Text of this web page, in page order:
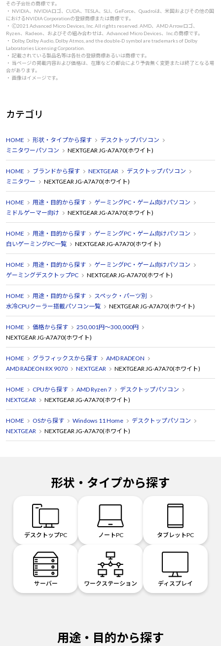
その子会社の商標です。
・ NVIDIA、NVIDIAロゴ、CUDA、TESLA、SLI、GeForce、Quadroは、米国およびその他の国
におけるNVIDIA Corporationの登録商標または商標です。
・ 🄫2021 Advanced Micro Devices, Inc. All rights reserved. AMD、AMD Arrowロゴ、
Ryzen、Radeon、およびその組み合わせは、Advanced Micro Devices、Inc.の商標です。
・ Dolby, Dolby Audio, Dolby Atmos, and the double-D symbol are trademarks of Dolby
Laboratories Licensing Corporation.
・ 記載されている製品名等は各社の登録商標あるいは商標です。
・ 当ページの掲載内容および価格は、在庫などの都合により予告無く変更または終了となる場
合があります。
・ 画像はイメージです。
カテゴリ
HOME 形状・タイプから探す
デスクトップパソコン
ミニタワーパソコン
NEXTGEAR JG-A7A70(ホワイト)
HOME ブランドから探す NEXTGEAR
デスクトップパソコン
ミニタワー
NEXTGEAR JG-A7A70(ホワイト)
HOME 用途・目的から探す
ゲーミングPC・ゲーム向けパソコン
ミドルゲーマー向け
NEXTGEAR JG-A7A70(ホワイト)
HOME 用途・目的から探す
ゲーミングPC・ゲーム向けパソコン
白いゲーミングPC一覧
NEXTGEAR JG-A7A70(ホワイト)
HOME 用途・目的から探す
ゲーミングPC・ゲーム向けパソコン
ゲーミングデスクトップPC
NEXTGEAR JG-A7A70(ホワイト)
HOME 用途・目的から探す
スペック・パーツ別
水冷CPUクーラー搭載パソコン一覧
NEXTGEAR JG-A7A70(ホワイト)
HOME 価格から探す
250,001円～300,000円
NEXTGEAR JG-A7A70(ホワイト)
HOME グラフィックスから探す
AMD RADEON
AMD RADEON RX 9070
NEXTGEAR NEXTGEAR JG-A7A70(ホワイト)
HOME CPUから探す AMD Ryzen 7
デスクトップパソコン
NEXTGEAR
NEXTGEAR JG-A7A70(ホワイト)
HOME OSから探す Windows 11 Home
デスクトップパソコン
NEXTGEAR
NEXTGEAR JG-A7A70(ホワイト)
形状・タイプから探す
デスクトップPC ノートPC タブレットPC
サーバー ワークステーション ディスプレイ
用途・目的から探す